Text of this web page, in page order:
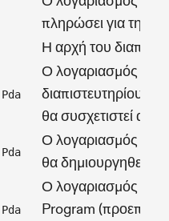
πληρώσει για τη
Η αρχή του
Ο λογαριασμός
διαπιστευτηρίου με
θα συσχετιστεί
Ο λογαριασμός
θα δημιουργηθεί
Ο λογαριασμός
Program